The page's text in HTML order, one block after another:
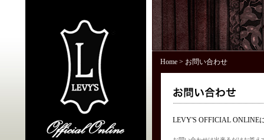
Home> お問い合わせ
LEVY'S OFFICIAL ONLINE